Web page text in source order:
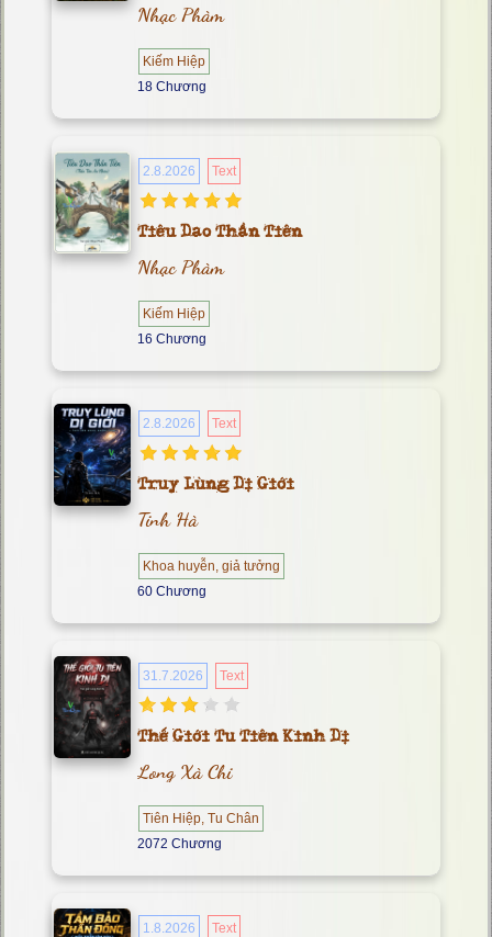
Nhạc Phàm
Kiếm Hiệp
18 Chương
2.8.2026 Text
Tiêu Dao Thần Tiên
Nhạc Phàm
Kiếm Hiệp
16 Chương
2.8.2026 Text
Truy Lùng Dị Giới
Tinh Hà
Khoa huyễn, giả tưởng
60 Chương
31.7.2026 Text
Thế Giới Tu Tiên Kinh Dị
Long Xà Chi
Tiên Hiệp, Tu Chân
2072 Chương
1.8.2026 Text